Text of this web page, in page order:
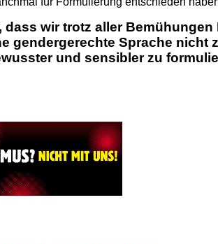
wir trotz aller
gendergerechte Sprache
und sensibler zu